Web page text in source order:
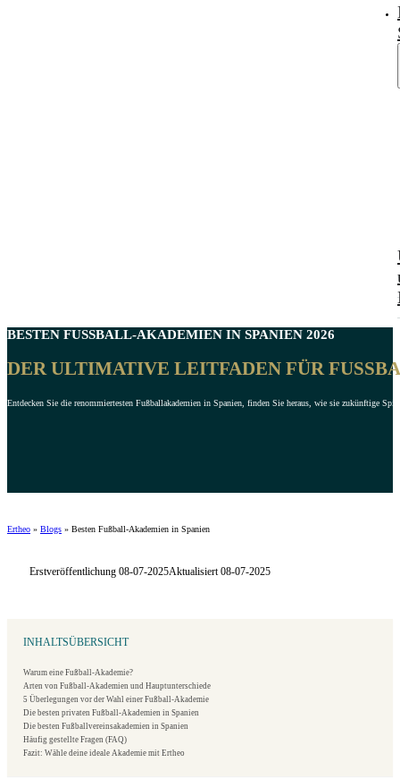
BESTEN FUSSBALL-AKADEMIEN IN SPANIEN 2026
DER ULTIMATIVE LEITFADEN FÜR
Entdecken Sie die renommiertesten Fußballakademien in Spanien, finden Sie heraus, wie sie zukünftige
Ertheo » Blogs » Besten Fußball-Akademien in Spanien
Erstveröffentlichung 08-07-2025Aktualisiert 08-07-2025
INHALTSÜBERSICHT
Warum eine Fußball-Akademie?
Arten von Fußball-Akademien und Hauptunterschiede
5 Überlegungen vor der Wahl einer Fußball-Akademie
Die besten privaten Fußball-Akademien in Spanien
Die besten Fußballvereinsakademien in Spanien
Häufig gestellte Fragen (FAQ)
Fazit: Wähle deine ideale Akademie mit Ertheo